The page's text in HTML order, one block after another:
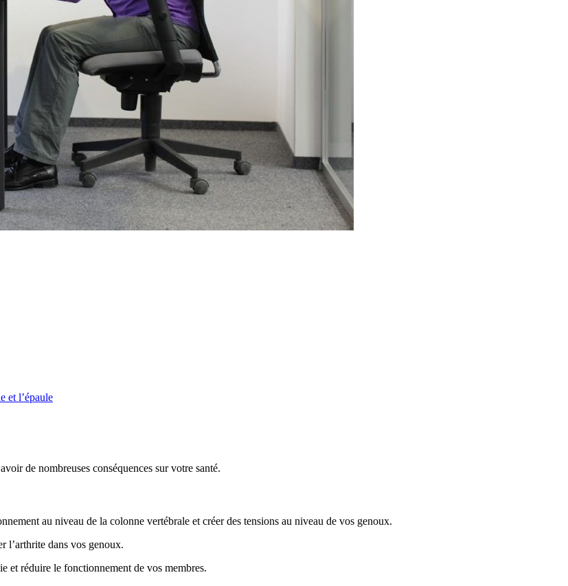
et l’épaule
de nombreuses conséquences sur votre santé.
au niveau de la colonne vertébrale et créer des tensions au niveau de vos genoux.
l’arthrite dans vos genoux.
et réduire le fonctionnement de vos membres.